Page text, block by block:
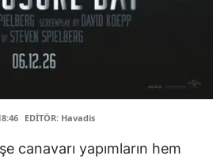
EDİTÖR: Havadis
canavarı yapımların hem